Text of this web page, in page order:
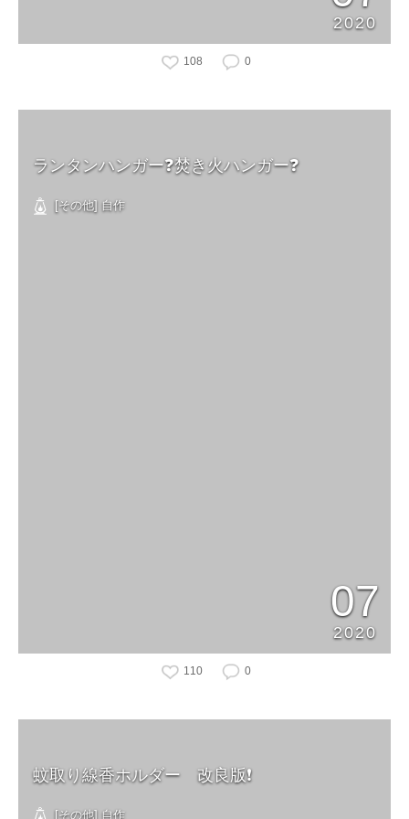
2020
108 0
ランタンハンガー❓焚き火ハンガー❓
[その他] 自作
07
2020
110 0
蚊取り線香ホルダー 改良版❗️
[その他] 自作